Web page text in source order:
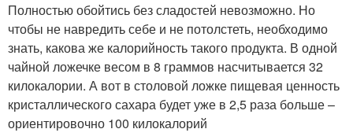
Полностью обойтись без сладостей невозможно. Но
чтобы не навредить себе и не потолстеть, необходимо
знать, какова же калорийность такого продукта. В одной
чайной ложечке весом в 8 граммов насчитывается 32
килокалории. А вот в столовой ложке пищевая ценность
кристаллического сахара будет уже в 2,5 раза больше –
ориентировочно 100 килокалорий